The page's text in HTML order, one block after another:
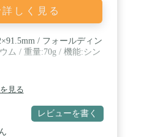
しく見る
/ フォールディン
ム / 重量:70g / 機能:シン
見る
レビューを書く